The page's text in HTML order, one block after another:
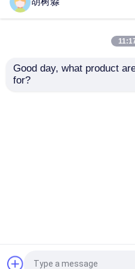
saludable FOS Fructo-
para bebidas / dulces
De China.Copyright
Good day, what product
for?